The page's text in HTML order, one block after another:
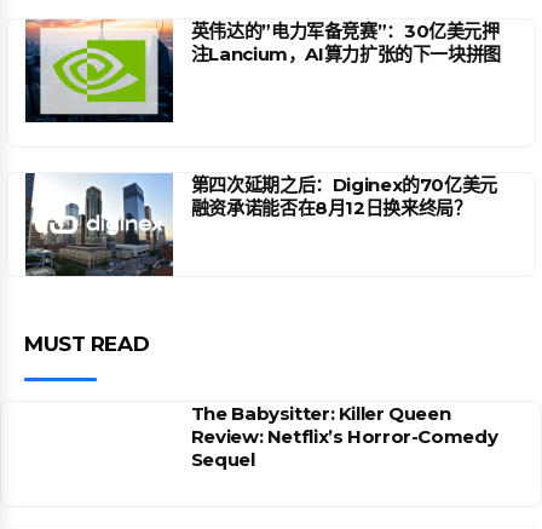
英伟达的”电力军备竞赛”：30亿美元押
注Lancium，AI算力扩张的下一块拼图
第四次延期之后：Diginex的70亿美元
融资承诺能否在8月12日换来终局？
MUST READ
The Babysitter: Killer Queen
Review: Netflix’s Horror-Comedy
Sequel